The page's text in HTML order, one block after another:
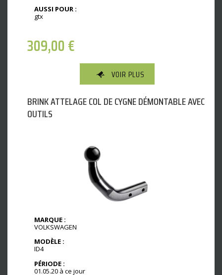
AUSSI POUR :
gtx
309,00€
VOIR PLUS
BRINK ATTELAGE COL DE CYGNE DÉMONTABLE AVEC
OUTILS
MARQUE :
VOLKSWAGEN
MODÈLE :
ID4
PÉRIODE :
01.05.20 à ce jour